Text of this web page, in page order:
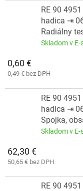
RE 90
hadica ⇥
Radiálny
Skladom v E-
0,60 €
0,49 € bez DPH
RE 90
hadica ⇥
Spojka,
Skladom v E-
62,30 €
50,65 € bez DPH
RE 90